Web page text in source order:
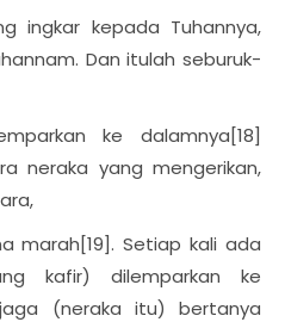
ingkar kepada Tuhannya,
Dan itulah seburuk-
ke dalamnya[18]
neraka yang mengerikan,
marah[19]. Setiap kali ada
kafir) dilemparkan ke
(neraka itu) bertanya